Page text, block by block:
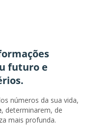
futuro e
números da sua vida,
, determinarem, de
mais profunda.